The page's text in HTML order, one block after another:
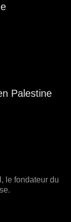
Palestine
le fondateur du